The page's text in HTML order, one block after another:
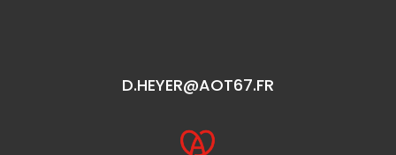
D.HEYER@AOT67.FR